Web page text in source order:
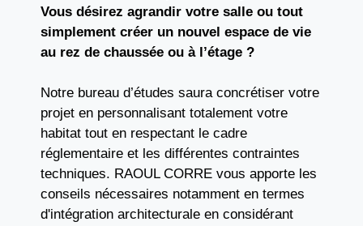
Vous désirez agrandir votre salle ou tout
simplement créer un nouvel espace de vie
au rez de chaussée ou à l’étage ?
Notre bureau d’études saura concrétiser votre
projet en personnalisant totalement votre
habitat tout en respectant le cadre
réglementaire et les différentes contraintes
techniques. RAOUL CORRE vous apporte les
conseils nécessaires notamment en termes
d'intégration architecturale en considérant